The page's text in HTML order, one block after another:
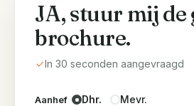
JA, stuur mij de
brochure.
In 30 seconden aangevraagd
Aanhef Dhr. Mevr.